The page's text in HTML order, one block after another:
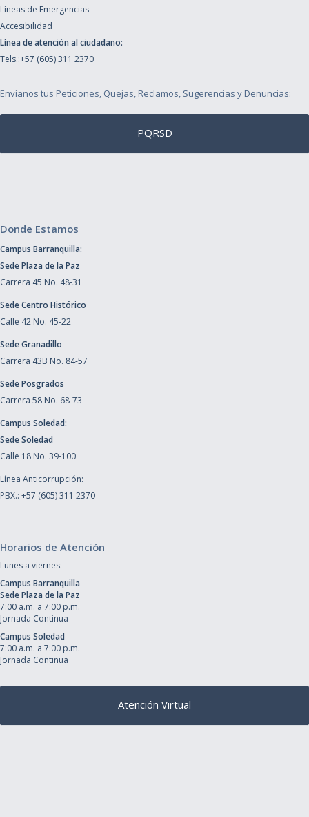
Líneas de Emergencias
Accesibilidad
Línea de atención al ciudadano:
Tels.:+57 (605) 311 2370
Envíanos tus Peticiones, Quejas, Reclamos, Sugerencias y Denuncias:
PQRSD
Donde Estamos
Campus Barranquilla:
Sede Plaza de la Paz
Carrera 45 No. 48-31
Sede Centro Histórico
Calle 42 No. 45-22
Sede Granadillo
Carrera 43B No. 84-57
Sede Posgrados
Carrera 58 No. 68-73
Campus Soledad:
Sede Soledad
Calle 18 No. 39-100
Línea Anticorrupción:
PBX.: +57 (605) 311 2370
Horarios de Atención
Lunes a viernes:
Campus Barranquilla
Sede Plaza de la Paz
7:00 a.m. a 7:00 p.m.
Jornada Continua
Campus Soledad
7:00 a.m. a 7:00 p.m.
Jornada Continua
Atención Virtual